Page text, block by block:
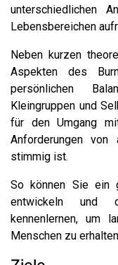
unterschiedlichen
Lebensbereichen
Neben kurzen
Aspekten des
persönlichen
Kleingruppen und
für den Umgang
Anforderungen
stimmig ist.
So können Sie ein
entwickeln und
kennenlernen, um
Menschen zu